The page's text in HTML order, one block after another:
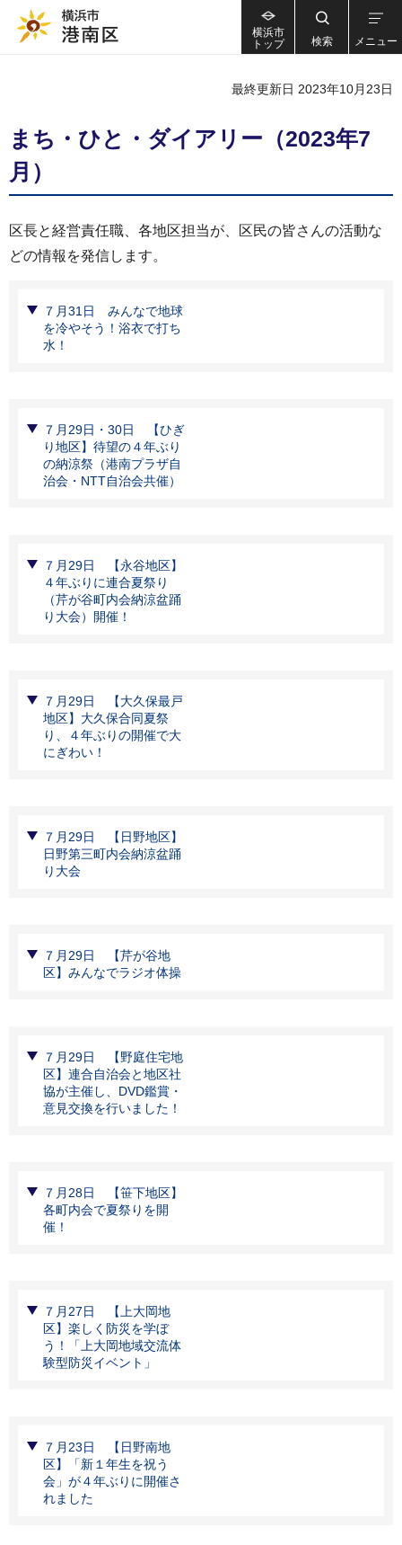
横浜市
トップ
検索 メニュー
最終更新日 2023年10月23日
まち・ひと・ダイアリー（2023年7
月）
区長と経営責任職、各地区担当が、区民の皆さんの活動な
どの情報を発信します。
７月31日 みんなで地球
を冷やそう！浴衣で打ち
水！
７月29日・30日 【ひぎ
り地区】待望の４年ぶり
の納涼祭（港南プラザ自
治会・NTT自治会共催）
７月29日 【永谷地区】
４年ぶりに連合夏祭り
（芹が谷町内会納涼盆踊
り大会）開催！
７月29日 【大久保最戸
地区】大久保合同夏祭
り、４年ぶりの開催で大
にぎわい！
７月29日 【日野地区】
日野第三町内会納涼盆踊
り大会
７月29日 【芹が谷地
区】みんなでラジオ体操
７月29日 【野庭住宅地
区】連合自治会と地区社
協が主催し、DVD鑑賞・
意見交換を行いました！
７月28日 【笹下地区】
各町内会で夏祭りを開
催！
７月27日 【上大岡地
区】楽しく防災を学ぼ
う！「上大岡地域交流体
験型防災イベント」
７月23日 【日野南地
区】「新１年生を祝う
会」が４年ぶりに開催さ
れました